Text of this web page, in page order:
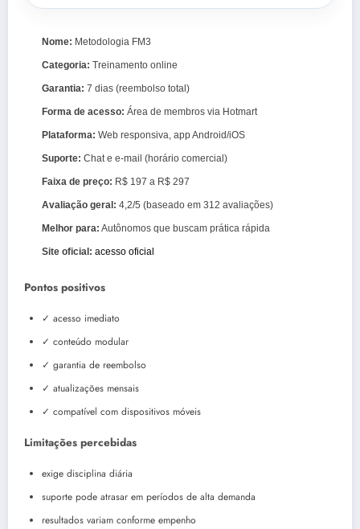
Nome: Metodologia FM3
Categoria: Treinamento online
Garantia: 7 dias (reembolso total)
Forma de acesso: Área de membros via Hotmart
Plataforma: Web responsiva, app Android/iOS
Suporte: Chat e e‑mail (horário comercial)
Faixa de preço: R$ 197 a R$ 297
Avaliação geral: 4,2/5 (baseado em 312 avaliações)
Melhor para: Autônomos que buscam prática rápida
Site oficial: acesso oficial
Pontos positivos
✓ acesso imediato
✓ conteúdo modular
✓ garantia de reembolso
✓ atualizações mensais
✓ compatível com dispositivos móveis
Limitações percebidas
exige disciplina diária
suporte pode atrasar em períodos de alta demanda
resultados variam conforme empenho